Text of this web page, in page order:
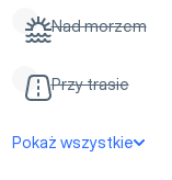
Nad morzem
Przy trasie
Pokaż wszystkie